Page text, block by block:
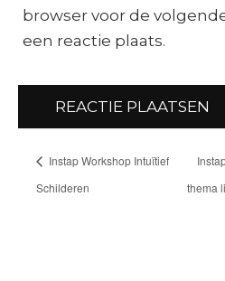
browser voor de
een reactie plaats.
Instap Workshop Intuïtief
Schilderen
thema